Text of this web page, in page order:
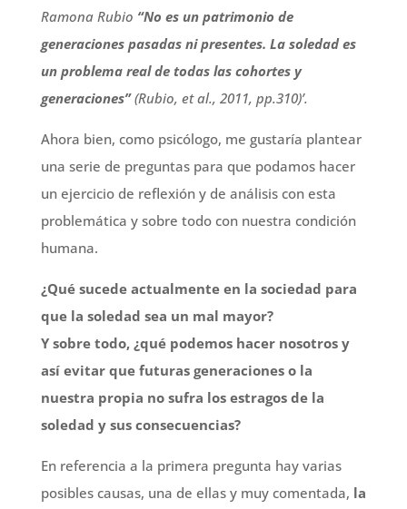
Ramona Rubio “No es un patrimonio de
generaciones pasadas ni presentes. La soledad es
un problema real de todas las cohortes y
generaciones” (Rubio, et al., 2011, pp.310)’.
Ahora bien, como psicólogo, me gustaría plantear
una serie de preguntas para que podamos hacer
un ejercicio de reflexión y de análisis con esta
problemática y sobre todo con nuestra condición
humana.
¿Qué sucede actualmente en la sociedad para
que la soledad sea un mal mayor?
Y sobre todo, ¿qué podemos hacer nosotros y
así evitar que futuras generaciones o la
nuestra propia no sufra los estragos de la
soledad y sus consecuencias?
En referencia a la primera pregunta hay varias
posibles causas, una de ellas y muy comentada, la